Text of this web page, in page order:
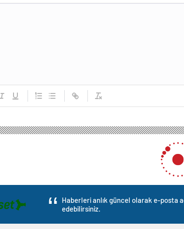
Haberleri anlık güncel olarak e-posta
edebilirsiniz.